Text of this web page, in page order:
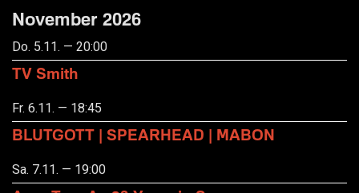
November 2026
Do. 5.11. — 20:00
TV Smith
Fr. 6.11. — 18:45
BLUTGOTT | SPEARHEAD | MABON
Sa. 7.11. — 19:00